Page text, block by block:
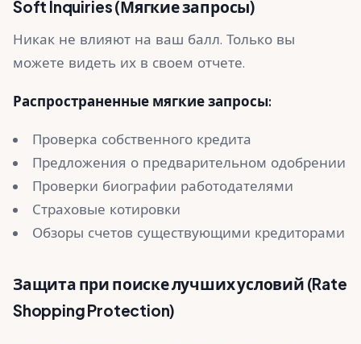
Soft Inquiries (Мягкие запросы)
Никак не влияют на ваш балл. Только вы
можете видеть их в своем отчете.
Распространенные мягкие запросы:
Проверка собственного кредита
Предложения о предварительном одобрении
Проверки биографии работодателями
Страховые котировки
Обзоры счетов существующими кредиторами
Защита при поиске лучших условий (Rate
Shopping Protection)